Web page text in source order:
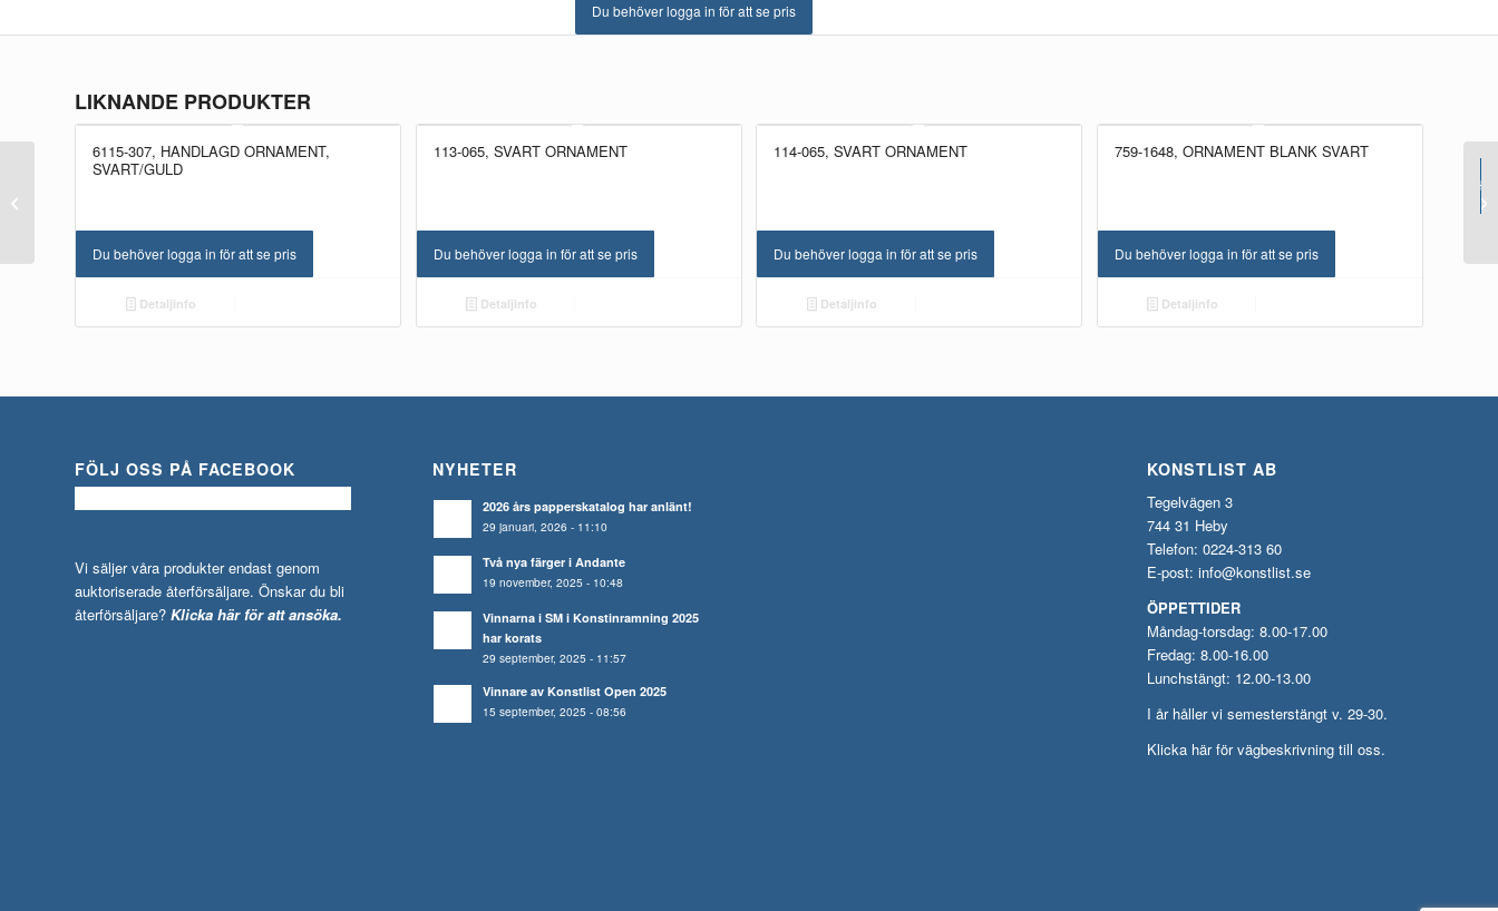
Du behöver logga in för att se pris
LIKNANDE PRODUKTER
NYHET!
6115-307, HANDLAGD ORNAMENT,
SVART/GULD
Du behöver logga in för att se pris
Detaljinfo
113-065, SVART ORNAMENT
Du behöver logga in för att se pris
Detaljinfo
114-065, SVART ORNAMENT
Du behöver logga in för att se pris
Detaljinfo
NYHET!
759-1648, ORNAMENT BLANK SVART
Du behöver logga in för att se pris
Detaljinfo
FÖLJ OSS PÅ FACEBOOK
Vi säljer våra produkter endast genom
auktoriserade återförsäljare. Önskar du bli
återförsäljare? Klicka här för att ansöka.
NYHETER
2026 års papperskatalog har anlänt!
29 januari, 2026 - 11:10
Två nya färger i Andante
19 november, 2025 - 10:48
Vinnarna i SM i Konstinramning 2025
har korats
29 september, 2025 - 11:57
Vinnare av Konstlist Open 2025
15 september, 2025 - 08:56
KONSTLIST AB
Tegelvägen 3
744 31 Heby
Telefon: 0224-313 60
E-post: info@konstlist.se
ÖPPETTIDER
Måndag-torsdag: 8.00-17.00
Fredag: 8.00-16.00
Lunchstängt: 12.00-13.00
I år håller vi semesterstängt v. 29-30.
Klicka här för vägbeskrivning till oss.